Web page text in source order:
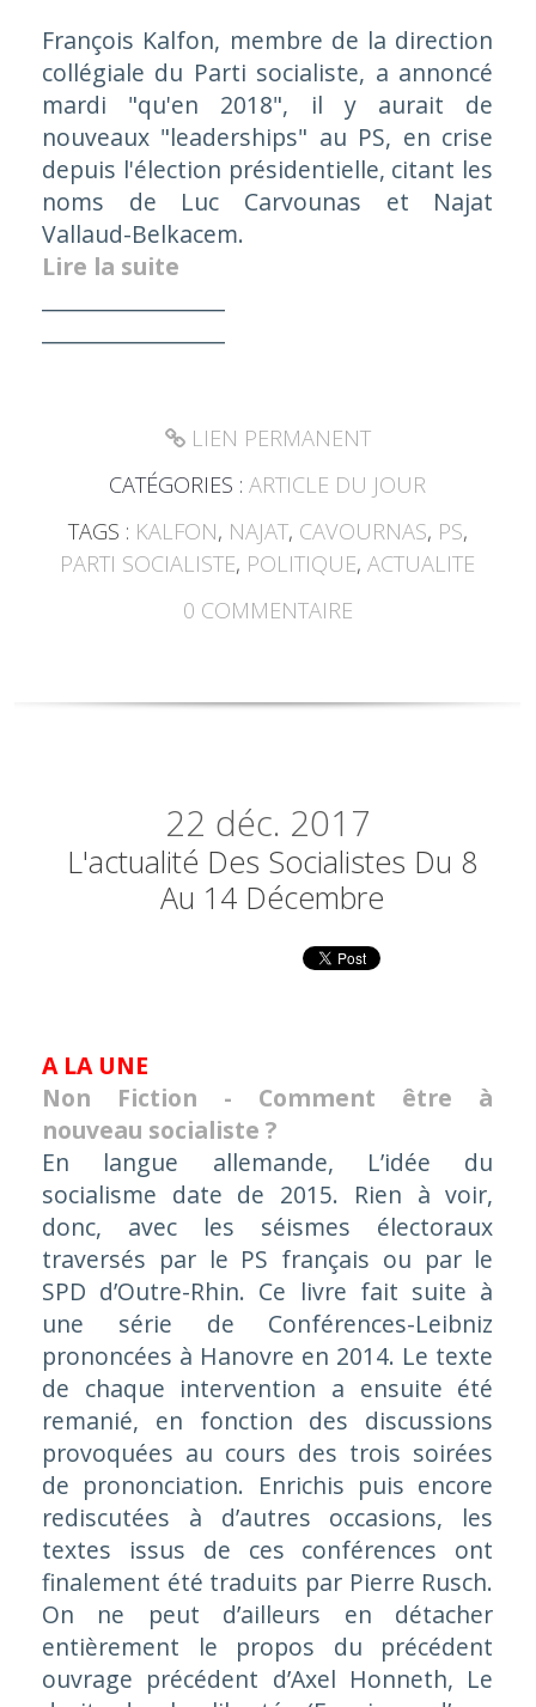
François Kalfon, membre de la direction
collégiale du Parti socialiste, a annoncé
mardi "qu'en 2018", il y aurait de
nouveaux "leaderships" au PS, en crise
depuis l'élection présidentielle, citant les
noms de Luc Carvounas et Najat
Vallaud-Belkacem.
Lire la suite
LIEN PERMANENT
CATÉGORIES :ARTICLE DU JOUR
TAGS : KALFON, NAJAT, CAVOURNAS, PS,
PARTI SOCIALISTE, POLITIQUE,ACTUALITE
0 COMMENTAIRE
22 déc. 2017
L'actualité Des Socialistes Du 8
Au 14 Décembre
A LA UNE
Non Fiction - Comment être à
nouveau socialiste ?
En langue allemande, L’idée du
socialisme date de 2015. Rien à voir,
donc, avec les séismes électoraux
traversés par le PS français ou par le
SPD d’Outre-Rhin. Ce livre fait suite à
une série de Conférences-Leibniz
prononcées à Hanovre en 2014. Le texte
de chaque intervention a ensuite été
remanié, en fonction des discussions
provoquées au cours des trois soirées
de prononciation. Enrichis puis encore
rediscutées à d’autres occasions, les
textes issus de ces conférences ont
finalement été traduits par Pierre Rusch.
On ne peut d’ailleurs en détacher
entièrement le propos du précédent
ouvrage précédent d’Axel Honneth, Le